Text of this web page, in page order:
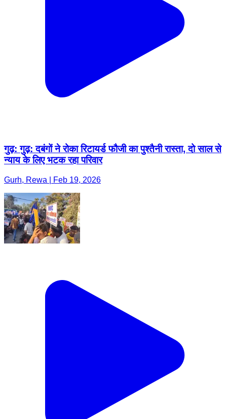
गुढ़: गुढ़: दबंगों ने रोका रिटायर्ड फौजी का पुश्तैनी रास्ता, दो साल से
न्याय के लिए भटक रहा परिवार
Gurh, Rewa | Feb 19, 2026